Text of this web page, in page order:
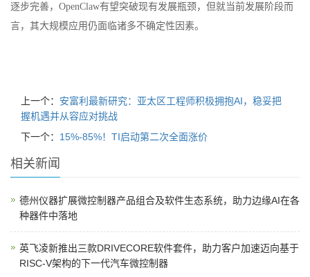
逐步完善，OpenClaw有望突破现有发展瓶颈，但就当前发展阶段而
言，其大规模应用仍面临诸多不确定性因素。
上一个： 安富利最新研究：亚太区工程师积极拥抱AI，稳妥把
握机遇并从容应对挑战
下一个： 15%-85%！TI启动第二次全面涨价
相关新闻
德州仪器扩展微控制器产品组合及软件生态系统，助力边缘AI在各
种器件中落地
英飞凌新推出三款DRIVECORE软件套件，助力客户加速迈向基于
RISC-V架构的下一代汽车微控制器